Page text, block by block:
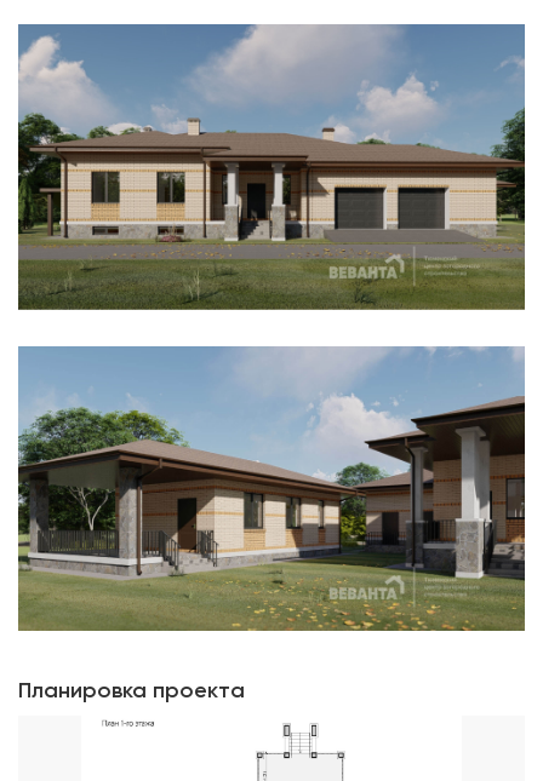
Планировка проекта